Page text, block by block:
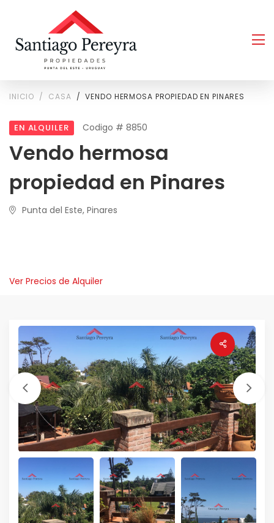
INICIO CASA VENDO HERMOSA PROPIEDAD EN PINARES
EN ALQUILER Codigo # 8850
Vendo hermosa
propiedad en Pinares
Punta del Este, Pinares
Ver Precios de Alquiler